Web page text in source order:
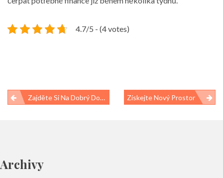
4.7/5 - (4 votes)
Navigace
Zajděte Si Na Dobrý Dort Do Naší Cukrárny Získejte Nový Prostor
Archivy